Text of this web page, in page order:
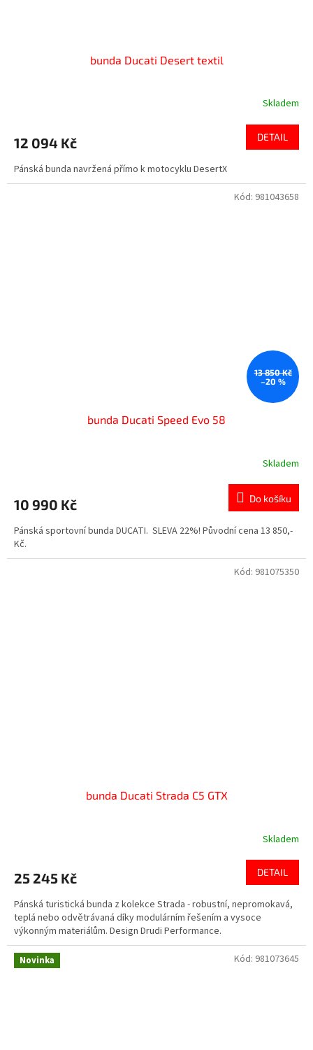
bunda Ducati Desert textil
Skladem
12 094 Kč DETAIL
Pánská bunda navržená přímo k motocyklu DesertX
13 850 Kč
–20 %
bunda Ducati Speed Evo 58
Skladem
10 990 Kč Do košíku
Pánská sportovní bunda DUCATI. SLEVA 22%! Původní cena 13 850,-
Kč.
Kód: 981043658
bunda Ducati Strada C5 GTX
Skladem
25 245 Kč DETAIL
Pánská turistická bunda z kolekce Strada - robustní, nepromokavá,
teplá nebo odvětrávaná díky modulárním řešením a vysoce
výkonným materiálům. Design Drudi Performance.
Kód: 981075350
Novinka Kód: 981073645